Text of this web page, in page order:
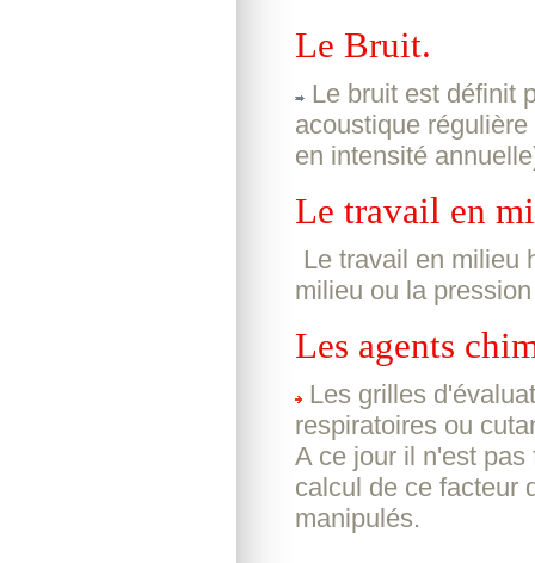
Le Bruit.
Le bruit est définit
acoustique
en intensité
Le travail en
Le travail en milieu
milieu ou la
Les agents
Les grilles
respiratoires ou
A ce jour il n'est pas
calcul de ce facteur
manipulés.